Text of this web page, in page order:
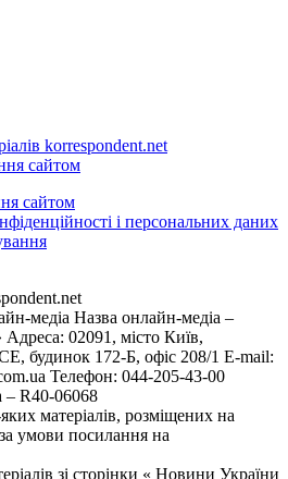
korrespondent.net
сайтом
сайтом
і персональних даних
медіа Назва онлайн-медіа –
02091, місто Київ,
172-Б, офіс 208/1 E-mail:
Телефон: 044-205-43-00
– R40-06068
матеріалів, розміщених на
за умови посилання на
зі сторінки « Новини України